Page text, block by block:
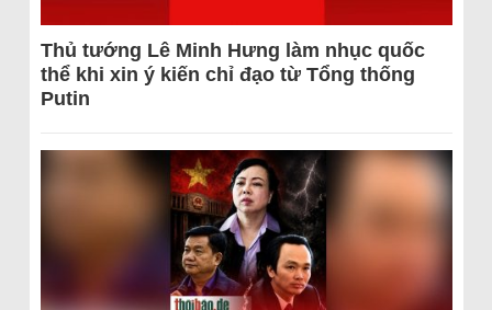
Thủ tướng Lê Minh Hưng làm nhục quốc
thể khi xin ý kiến chỉ đạo từ Tổng thống
Putin